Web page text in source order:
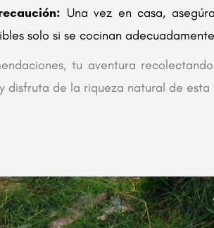
Una vez en casa,
solo si se cocinan adecuadamente
tu aventura
disfruta de la riqueza natural de